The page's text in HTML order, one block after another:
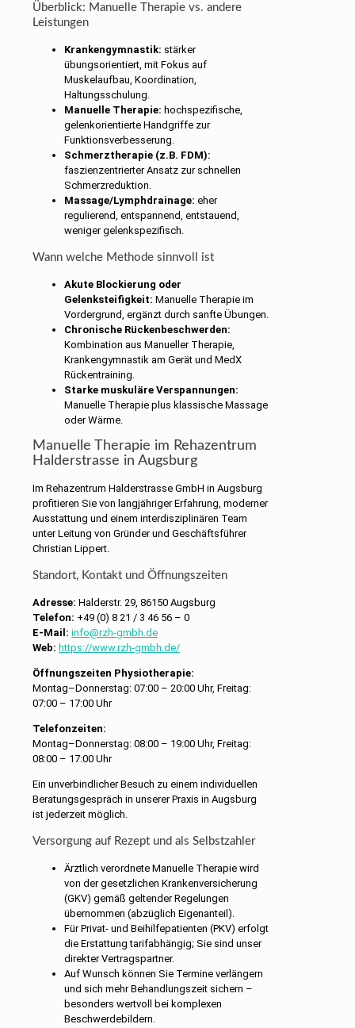
Überblick: Manuelle Therapie vs. andere
Leistungen
Krankengymnastik: stärker
übungsorientiert, mit Fokus auf
Muskelaufbau, Koordination,
Haltungsschulung.
Manuelle Therapie: hochspezifische,
gelenkorientierte Handgriffe zur
Funktionsverbesserung.
Schmerztherapie (z.B. FDM):
faszienzentrierter Ansatz zur schnellen
Schmerzreduktion.
Massage/Lymphdrainage: eher
regulierend, entspannend, entstauend,
weniger gelenkspezifisch.
Wann welche Methode sinnvoll ist
Akute Blockierung oder
Gelenksteifigkeit: Manuelle Therapie im
Vordergrund, ergänzt durch sanfte Übungen.
Chronische Rückenbeschwerden:
Kombination aus Manueller Therapie,
Krankengymnastik am Gerät und MedX
Rückentraining.
Starke muskuläre Verspannungen:
Manuelle Therapie plus klassische Massage
oder Wärme.
Manuelle Therapie im Rehazentrum
Halderstrasse in Augsburg
Im Rehazentrum Halderstrasse GmbH in Augsburg
profitieren Sie von langjähriger Erfahrung, moderner
Ausstattung und einem interdisziplinären Team
unter Leitung von Gründer und Geschäftsführer
Christian Lippert.
Standort, Kontakt und Öffnungszeiten
Adresse: Halderstr. 29, 86150 Augsburg
Telefon: +49 (0) 8 21 / 3 46 56 – 0
E-Mail: info@rzh-gmbh.de
Web: https://www.rzh-gmbh.de/
Öffnungszeiten Physiotherapie:
Montag–Donnerstag: 07:00 – 20:00 Uhr, Freitag:
07:00 – 17:00 Uhr
Telefonzeiten:
Montag–Donnerstag: 08:00 – 19:00 Uhr, Freitag:
08:00 – 17:00 Uhr
Ein unverbindlicher Besuch zu einem individuellen
Beratungsgespräch in unserer Praxis in Augsburg
ist jederzeit möglich.
Versorgung auf Rezept und als Selbstzahler
Ärztlich verordnete Manuelle Therapie wird
von der gesetzlichen Krankenversicherung
(GKV) gemäß geltender Regelungen
übernommen (abzüglich Eigenanteil).
Für Privat- und Beihilfepatienten (PKV) erfolgt
die Erstattung tarifabhängig; Sie sind unser
direkter Vertragspartner.
Auf Wunsch können Sie Termine verlängern
und sich mehr Behandlungszeit sichern –
besonders wertvoll bei komplexen
Beschwerdebildern.